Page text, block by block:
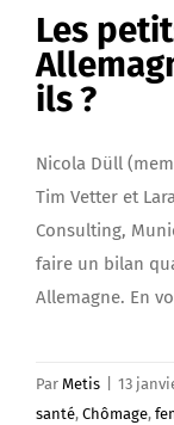
Les
ils ?
Nicola Düll
Tim Vetter et
Consulting,
faire un bilan
Allemagne. En
Par Metis 13
santé, Chômage,